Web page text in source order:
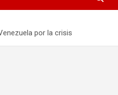
por la crisis